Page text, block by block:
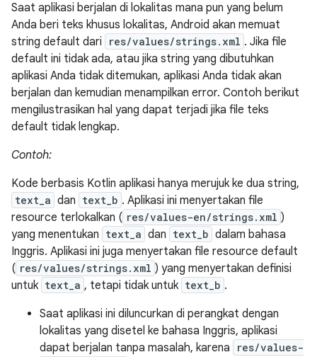
Saat aplikasi berjalan di lokalitas mana pun yang belum
Anda beri teks khusus lokalitas, Android akan memuat
string default dari
res/values/strings.xml . Jika file
default ini tidak ada, atau jika string yang dibutuhkan
aplikasi Anda tidak ditemukan, aplikasi Anda tidak akan
berjalan dan kemudian menampilkan error. Contoh berikut
mengilustrasikan hal yang dapat terjadi jika file teks
default tidak lengkap.
Contoh:
Kode berbasis Kotlin aplikasi hanya merujuk ke dua string,
text_a dan text_b . Aplikasi ini menyertakan file
resource terlokalkan ( res/values-en/strings.xml )
yang menentukan text_a dan text_b dalam bahasa
Inggris. Aplikasi ini juga menyertakan file resource default
( res/values/strings.xml ) yang menyertakan definisi
untuk text_a , tetapi tidak untuk text_b .
Saat aplikasi ini diluncurkan di perangkat dengan
lokalitas yang disetel ke bahasa Inggris, aplikasi
dapat berjalan tanpa masalah, karena
res/values-